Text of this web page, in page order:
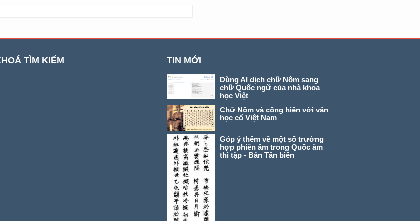
TÌM KIẾM TIN MỚI
Dùng AI dịch chữ Nôm sang
chữ Quốc ngữ của nhà khoa
học Việt
Chữ Nôm và cống hiến với văn
học cổ Việt Nam
Góp ý thêm về một số trường
hợp phiên âm trong Quốc âm
thi tập - Bản Tân biên